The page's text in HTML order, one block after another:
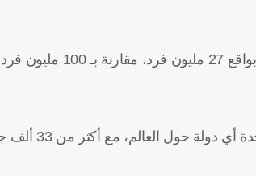
وتمتلك الولايات المتحدة أعلى ثاني عدد